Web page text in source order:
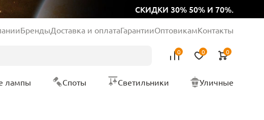
СКИДКИ 30% 50% И 70%.
БрендыДоставка и оплатаГарантииОптовикамКонтакты
0 0 0
лампы Споты Светильники Уличные